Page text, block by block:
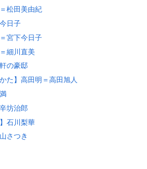
松田美由紀
日子
宮下今日子
細川直美
の豪邸
た】高田明＝高田旭人
坊治郎
石川梨華
さつき